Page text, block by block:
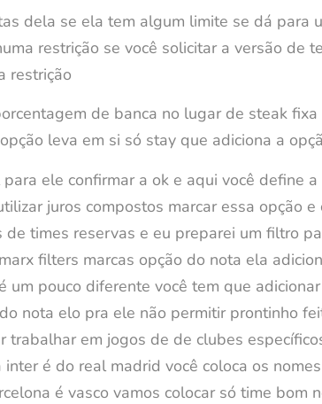
dela se ela tem algum limite se dá para
restrição se você solicitar a versão de
restrição
de banca no lugar de steak
leva em si só stay que adiciona a
ele confirmar a ok e aqui você define
juros compostos marcar essa opção
times reservas e eu preparei um filtro
filters marcas opção do nota ela
pouco diferente você tem que
nota elo pra ele não permitir prontinho
em jogos de de clubes
é do real madrid você coloca os
é vasco vamos colocar só time bom